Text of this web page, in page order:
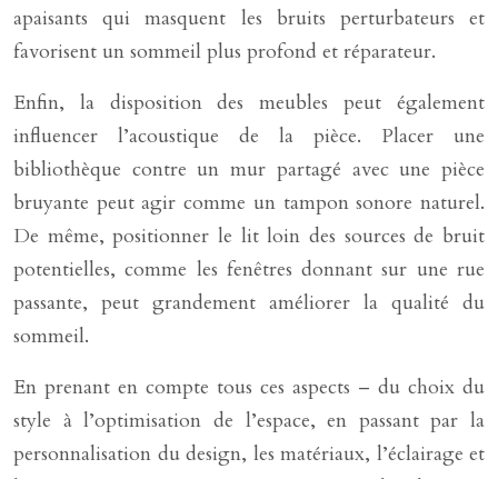
apaisants qui masquent les bruits perturbateurs et
favorisent un sommeil plus profond et réparateur.
Enfin, la disposition des meubles peut également
influencer l’acoustique de la pièce. Placer une
bibliothèque contre un mur partagé avec une pièce
bruyante peut agir comme un tampon sonore naturel.
De même, positionner le lit loin des sources de bruit
potentielles, comme les fenêtres donnant sur une rue
passante, peut grandement améliorer la qualité du
sommeil.
En prenant en compte tous ces aspects – du choix du
style à l’optimisation de l’espace, en passant par la
personnalisation du design, les matériaux, l’éclairage et